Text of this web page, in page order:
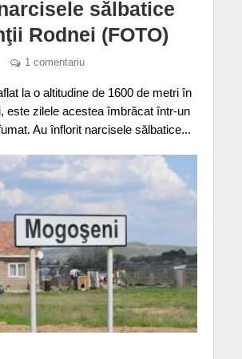
sălbatice
Rodnei (FOTO)
1 comentariu
la o altitudine de 1600 de metri în
este zilele acestea îmbrăcat într-un
Au înflorit narcisele sălbatice...